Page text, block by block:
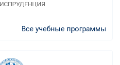
Все учебные программы